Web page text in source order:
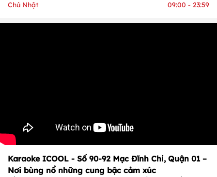
Chủ Nhật
09:00 - 23:59
Karaoke ICOOL - Số 90-92 Mạc Đĩnh Chi, Quận 01 –
Nơi bùng nổ những cung bậc cảm xúc